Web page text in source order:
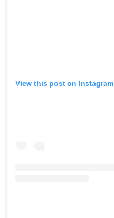
View this post on Instagram